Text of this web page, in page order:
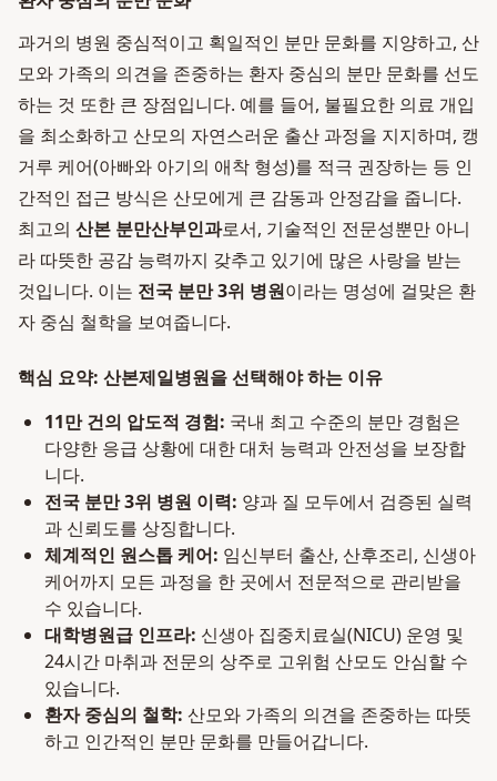
과거의 병원 중심적이고 획일적인 분만 문화를 지양하고, 산
모와 가족의 의견을 존중하는 환자 중심의 분만 문화를 선도
하는 것 또한 큰 장점입니다. 예를 들어, 불필요한 의료 개입
을 최소화하고 산모의 자연스러운 출산 과정을 지지하며, 캥
거루 케어(아빠와 아기의 애착 형성)를 적극 권장하는 등 인
간적인 접근 방식은 산모에게 큰 감동과 안정감을 줍니다.
최고의 산본 분만산부인과로서, 기술적인 전문성뿐만 아니
라 따뜻한 공감 능력까지 갖추고 있기에 많은 사랑을 받는
것입니다. 이는 전국 분만 3위 병원이라는 명성에 걸맞은 환
자 중심 철학을 보여줍니다.
핵심 요약: 산본제일병원을 선택해야 하는 이유
11만 건의 압도적 경험: 국내 최고 수준의 분만 경험은
다양한 응급 상황에 대한 대처 능력과 안전성을 보장합
니다.
전국 분만 3위 병원 이력: 양과 질 모두에서 검증된 실력
과 신뢰도를 상징합니다.
체계적인 원스톱 케어: 임신부터 출산, 산후조리, 신생아
케어까지 모든 과정을 한 곳에서 전문적으로 관리받을
수 있습니다.
대학병원급 인프라: 신생아 집중치료실(NICU) 운영 및
24시간 마취과 전문의 상주로 고위험 산모도 안심할 수
있습니다.
환자 중심의 철학: 산모와 가족의 의견을 존중하는 따뜻
하고 인간적인 분만 문화를 만들어갑니다.